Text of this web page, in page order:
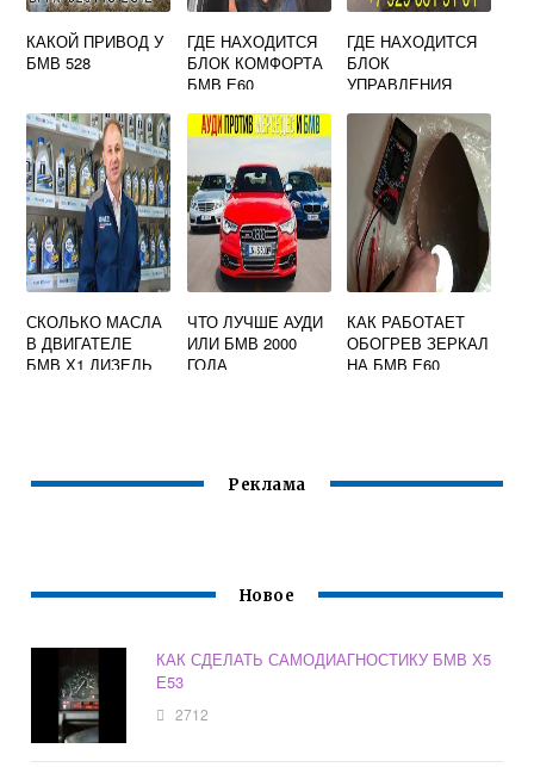
КАКОЙ ПРИВОД У
БМВ 528
ГДЕ НАХОДИТСЯ
БЛОК КОМФОРТА
БМВ Е60
ГДЕ НАХОДИТСЯ
БЛОК
УПРАВЛЕНИЯ
СКОЛЬКО МАСЛА
В ДВИГАТЕЛЕ
БМВ Х1 ДИЗЕЛЬ
ЧТО ЛУЧШЕ АУДИ
ИЛИ БМВ 2000
ГОДА
КАК РАБОТАЕТ
ОБОГРЕВ ЗЕРКАЛ
НА БМВ Е60
Реклама
Новое
КАК СДЕЛАТЬ САМОДИАГНОСТИКУ БМВ Х5
Е53
2712